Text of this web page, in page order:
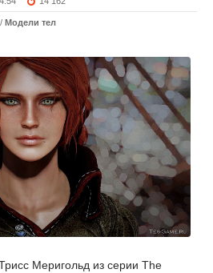
/ Модели тел
Меригольд из серии The